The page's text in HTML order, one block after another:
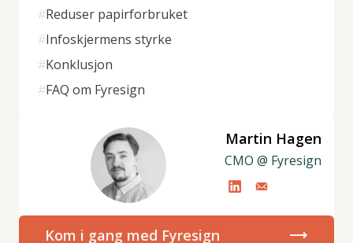
#Reduser papirforbruket
#Infoskjermens styrke
#Konklusjon
#FAQ om Fyresign
Martin Hagen
CMO @ Fyresign
Kom i gang med Fyresign